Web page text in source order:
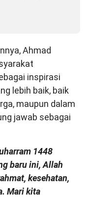
Ahmad
inspirasi
lebih baik, baik
maupun dalam
jawab sebagai
1448
baru ini, Allah
kesehatan,
Mari kita